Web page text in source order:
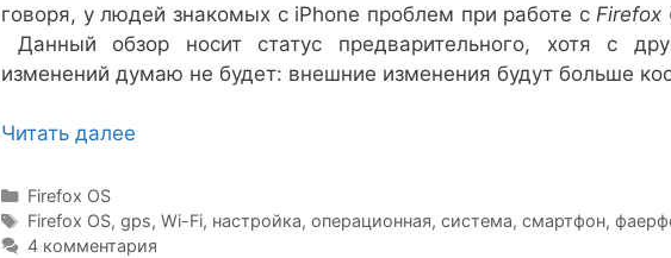
говоря, у людей знакомых с iPhone проблем при работе c Firefox
Данный обзор носит статус предварительного, хотя с
изменений думаю не будет: внешние изменения будут больше
Читать далее
Рубрики
Firefox OS
Метки
Firefox OS, gps, Wi-Fi, настройка, операционная, система, смартфон,
4 комментария